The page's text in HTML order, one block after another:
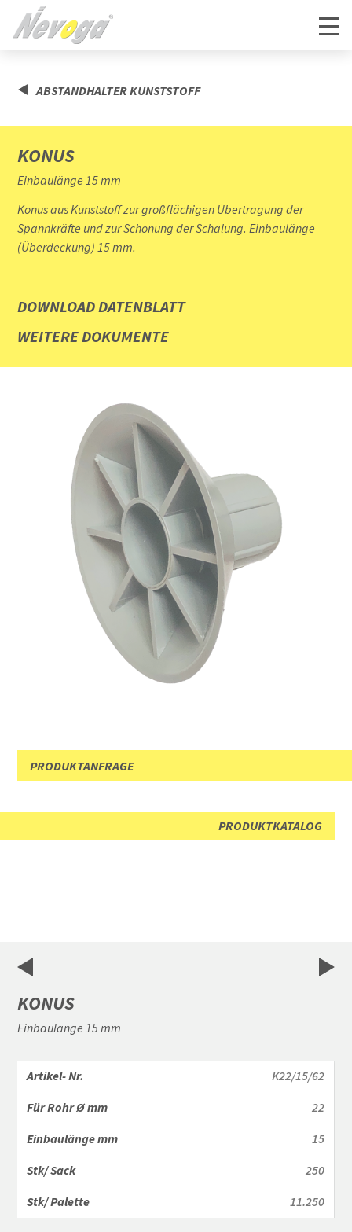
ABSTANDHALTER KUNSTSTOFF
KONUS
Einbaulänge 15 mm
Konus aus Kunststoff zur großflächigen Übertragung der
Spannkräfte und zur Schonung der Schalung. Einbaulänge
(Überdeckung) 15 mm.
DOWNLOAD DATENBLATT
WEITERE DOKUMENTE
PRODUKTANFRAGE
PRODUKTKATALOG
KONUS
Einbaulänge 15 mm
K22/15/62
22
15
250
11.250